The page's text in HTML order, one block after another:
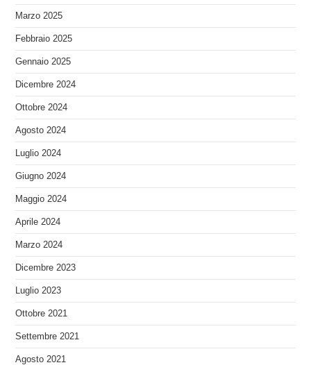
Marzo 2025
Febbraio 2025
Gennaio 2025
Dicembre 2024
Ottobre 2024
Agosto 2024
Luglio 2024
Giugno 2024
Maggio 2024
Aprile 2024
Marzo 2024
Dicembre 2023
Luglio 2023
Ottobre 2021
Settembre 2021
Agosto 2021